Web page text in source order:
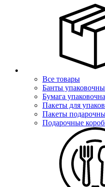
Все товары
Банты
Бумага
Пакеты для
Пакеты
Подарочные